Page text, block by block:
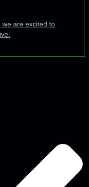
we are excited to